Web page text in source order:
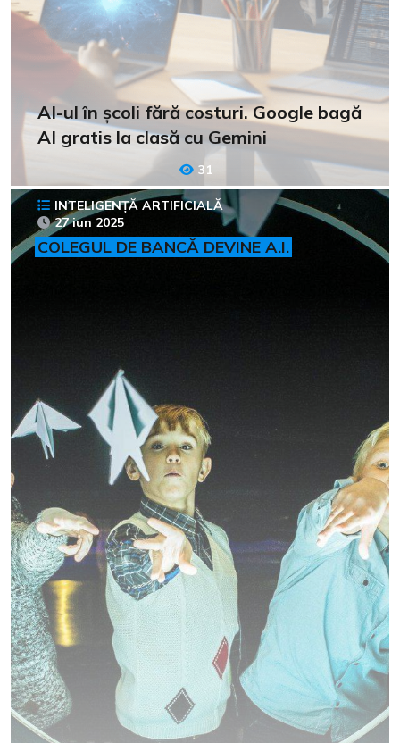
AI-ul în școli fără costuri. Google bagă
AI gratis la clasă cu Gemini
31
INTELIGENȚĂ ARTIFICIALĂ
27 iun 2025
COLEGUL DE BANCĂ DEVINE A.I.